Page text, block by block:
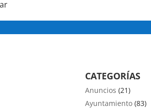
CATEGORÍAS
Anuncios (21)
Ayuntamiento(83)